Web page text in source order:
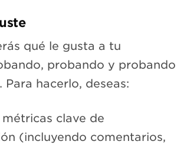
qué le gusta a tu
probando y probando
Para hacerlo, deseas:
clave de
(incluyendo comentarios,